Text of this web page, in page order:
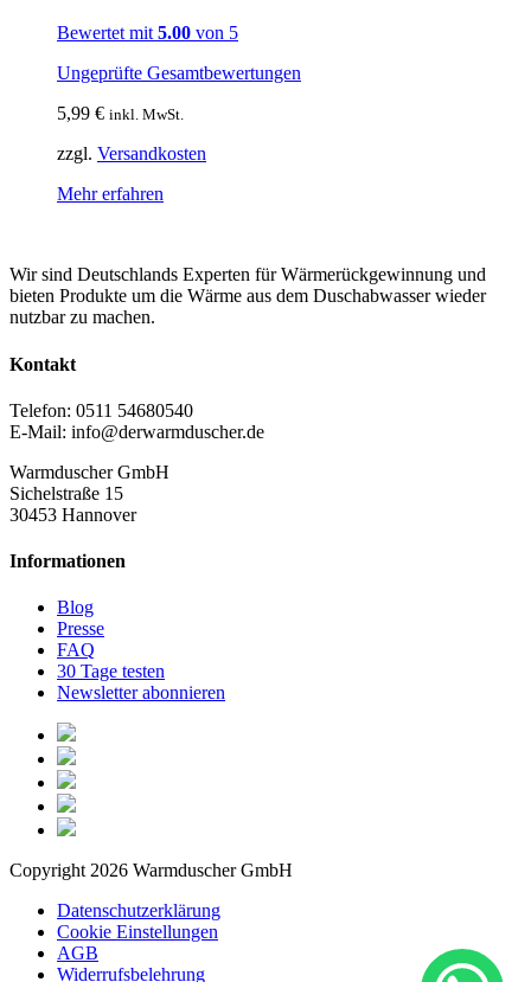
Bewertet mit 5.00 von 5
Ungeprüfte Gesamtbewertungen
5,99 € inkl. MwSt.
zzgl. Versandkosten
Mehr erfahren
Wir sind Deutschlands Experten für Wärmerückgewinnung und
bieten Produkte um die Wärme aus dem Duschabwasser wieder
nutzbar zu machen.
Kontakt
Telefon: 0511 54680540
E-Mail: info@derwarmduscher.de
Warmduscher GmbH
Sichelstraße 15
30453 Hannover
Informationen
Blog
Presse
FAQ
30 Tage testen
Newsletter abonnieren
Copyright 2026 Warmduscher GmbH
Datenschutzerklärung
Cookie Einstellungen
AGB
Widerrufsbelehrung